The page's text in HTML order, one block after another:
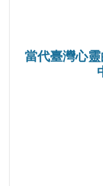
當代臺灣心